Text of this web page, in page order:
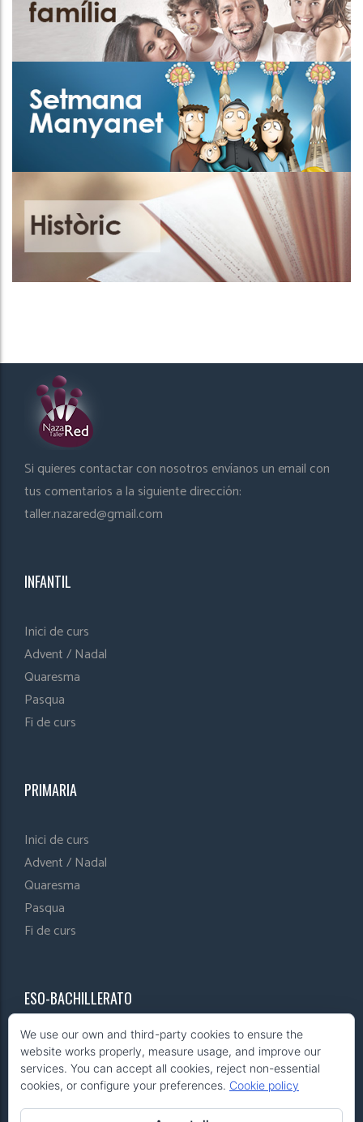
Si quieres contactar con nosotros envíanos un email con
tus comentarios a la siguiente dirección:
taller.nazared@gmail.com
INFANTIL
Inici de curs
Advent / Nadal
Quaresma
Pasqua
Fi de curs
PRIMARIA
Inici de curs
Advent / Nadal
Quaresma
Pasqua
Fi de curs
ESO-BACHILLERATO
Inici de curs
Advent / Nadal
Quaresma
We use our own and third-party cookies to ensure the
website works properly, measure usage, and improve our
services. You can accept all cookies, reject non-essential
cookies, or configure your preferences. Cookie policy